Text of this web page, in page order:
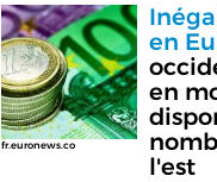
fr.euronews.co
en
en
l'est